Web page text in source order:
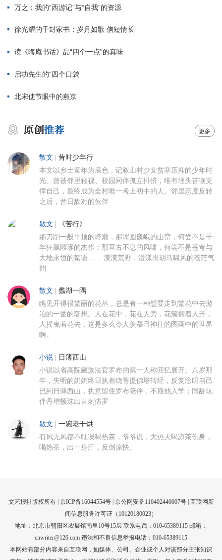
万之：我的“西游记”与“自我”的资源
徐光耀的千封家书：岁月如歌 信短情长
读《晦庵书话》品“四个一点”的真味
启功先生的“四个口袋”
北宋使节眼中的燕京
更多
散文 昔时少年行
本文以乡土童年为底色，记叙山村少女贫寒压抑的少年时
光。曾被邻里轻视、校园同伴孤立排挤，唯有埋头苦读支
撑自己，最终成为全村唯一考上初中的人。邻里态度反转
之后，昔日敌对的伙伴
散文 《苦行》
那刀削一般平顶的峰巅，那浑圆巍峨的山峦，何尝不是千
年狂飙雕琢的杰作；那亘古不息的风啸，何尝不是苍穹与
大地永恒的絮语…… 漠漠荒野，漫漾出胡马啸风的苍茫气
韵
散文 蠡湖一隅
瞧见开得很繁丽的花丛，总是有一种想要走到繁花中去游
冶的一番的奢想。人在花中，花在人旁，花簇拥着人开，
人摇曳着花去，这是多么令人羡慕且神往的图画中的世界
啊。
小说 日薄西山
小说以省高院藏族法官罗布的第一人称回忆展开。八岁那
年，失明的奶奶终日执着绕菩提佛塔转经，反复念叨自己
已到日薄西山，执意留住罗布陪伴，不愿他入学；同龄玩
伴丹增顿珠出言刺痛罗
散文 一碗老干烘
有风无风都不耽误喝热茶，爷爷说，大热天喝凉茶伤身，
喝热茶，出一身汗，反倒凉快。
文艺报社版权所有 | 京ICP备16044554号| 京公网安备110402440007号 | 互联网新
闻信息服务许可证（10120180023）
地址：北京市朝阳区农展馆南里10号15层 联系电话：010-65389115 邮箱：
cnwriter@126.com 违法和不良信息举报电话：010-65389115
本网站有部分内容来自互联网，如媒体、公司、企业或个人对该部分主张知识